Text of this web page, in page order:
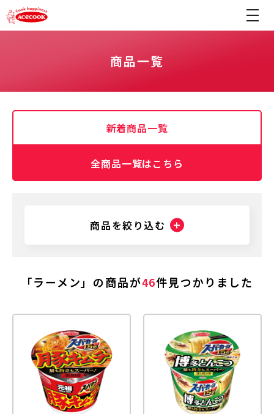
商品一覧
新着商品一覧
全商品一覧はこちら
商品を絞り込む
「ラーメン」の商品が46件見つかりました